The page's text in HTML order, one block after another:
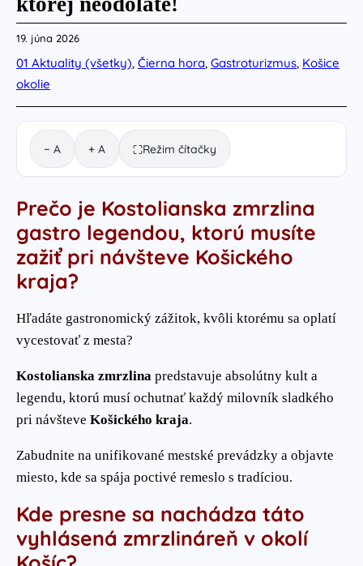
19. júna 2026
01 Aktuality (všetky), Čierna hora, Gastroturizmus, Košice
okolie
− A + A ⛶Režim čítačky
Prečo je Kostolianska zmrzlina
gastro legendou, ktorú musíte
zažiť pri návšteve Košického
kraja?
Hľadáte gastronomický zážitok, kvôli ktorému sa oplatí
vycestovať z mesta?
Kostolianska zmrzlina predstavuje absolútny kult a
legendu, ktorú musí ochutnať každý milovník sladkého
pri návšteve Košického kraja.
Zabudnite na unifikované mestské prevádzky a objavte
miesto, kde sa spája poctivé remeslo s tradíciou.
Kde presne sa nachádza táto
vyhlásená zmrzlináreň v okolí